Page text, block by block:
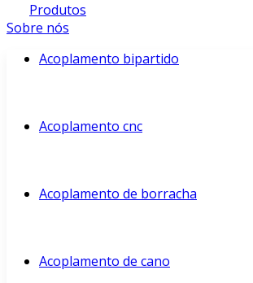
Produtos
Sobre nós
Acoplamento bipartido
Acoplamento cnc
Acoplamento de borracha
Acoplamento de cano